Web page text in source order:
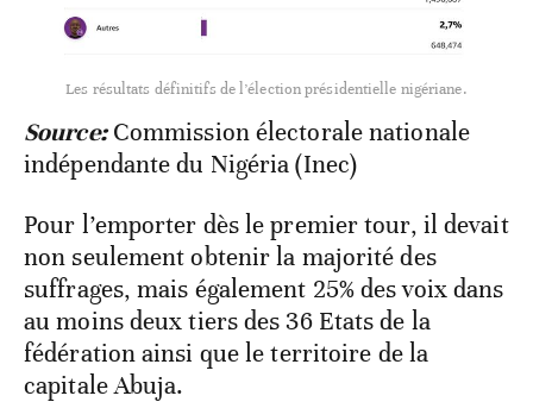
Les résultats définitifs de l’élection présidentielle nigériane.
Source:Commission électorale nationale
indépendante du Nigéria (Inec)
Pour l’emporter dès le premier tour, il devait
non seulement obtenir la majorité des
suffrages, mais également 25% des voix dans
au moins deux tiers des 36 Etats de la
fédération ainsi que le territoire de la
capitale Abuja.